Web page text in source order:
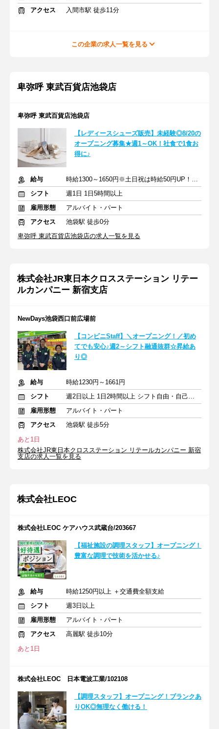
アクセス
入間市駅 徒歩11分
この企業の求人一覧を見る
卑弥呼 東武百貨店池袋店
卑弥呼 東武百貨店池袋店
【レディースシューズ販売】未経験◎8/20の
オープニング募集★週1～OK！社食で1食お
得に♪
給与
時給1300～1650円※土日祝は時給50円UP！＋交通費全額支給
シフト
週1日 1日5時間以上
雇用形態
アルバイト・パート
アクセス
池袋駅 徒歩0分
卑弥呼 東武百貨店池袋店の求人一覧を見る
株式会社JR東日本クロスステーション リテー
ルカンパニー 新宿支店
NewDays池袋西口前広場前
【コンビニStaff】＼オープニング！／初め
てでも安心♪週2～シフト融通抜群☆昇給あ
り◎
給与
時給1230円～1661円
シフト
週2日以上 1日2時間以上 シフト自由・自己申告
雇用形態
アルバイト・パート
アクセス
池袋駅 徒歩5分
あと1日
株式会社JR東日本クロスステーション リテールカンパニー 新宿
支店の求人一覧を見る
株式会社LEOC
株式会社LEOC ケアハウス武蔵台/203667
【福祉施設の調理スタッフ】オープニング！
豊富な調理で技術を活かせる♪
給与
時給1250円以上 ＋交通費全額支給
シフト
週3日以上
雇用形態
アルバイト・パート
アクセス
高麗駅 徒歩10分
あと1日
株式会社LEOC 日本電波工業/102108
【調理スタッフ】オープニング！ブランクあ
りOK◎無理なく働ける！